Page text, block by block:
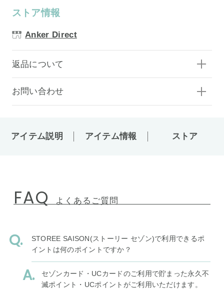
ストア情報
Anker Direct
返品について
お問い合わせ
アイテム説明 アイテム情報 ストア
FAQ よくあるご質問
STOREE SAISON(ストーリー セゾン)で利用できるポ
イントは何のポイントですか？
セゾンカード・UCカードのご利用で貯まった永久不
滅ポイント・UCポイントがご利用いただけます。